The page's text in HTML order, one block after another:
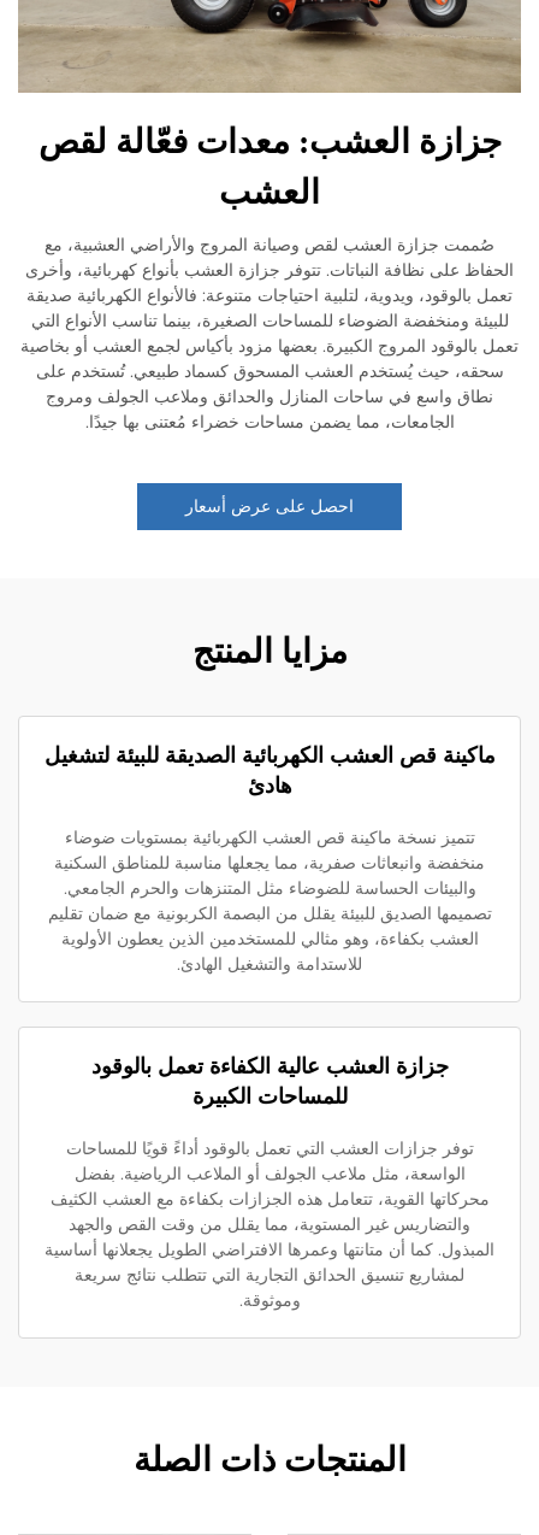
العشب: معدات فعّالة لقص
العشب
جزازة العشب لقص وصيانة المروج والأراضي العشبية، مع
على نظافة النباتات. تتوفر جزازة العشب بأنواع كهربائية، وأخرى
بالوقود، ويدوية، لتلبية احتياجات متنوعة: فالأنواع الكهربائية صديقة
ومنخفضة الضوضاء للمساحات الصغيرة، بينما تناسب الأنواع التي
المروج الكبيرة. بعضها مزود بأكياس لجمع العشب أو بخاصية
حيث يُستخدم العشب المسحوق كسماد طبيعي. تُستخدم على
واسع في ساحات المنازل والحدائق وملاعب الجولف ومروج
الجامعات، مما يضمن مساحات خضراء مُعتنى بها جيدًا.
احصل على عرض أسعار
مزايا المنتج
قص العشب الكهربائية الصديقة للبيئة لتشغيل
تتميز نسخة ماكينة قص العشب الكهربائية بمستويات ضوضاء
منخفضة وانبعاثات صفرية، مما يجعلها مناسبة للمناطق السكنية
والبيئات الحساسة للضوضاء مثل المتنزهات والحرم الجامعي.
الصديق للبيئة يقلل من البصمة الكربونية مع ضمان تقليم
العشب بكفاءة، وهو مثالي للمستخدمين الذين يعطون الأولوية
للاستدامة والتشغيل الهادئ.
جزازة العشب عالية الكفاءة تعمل بالوقود
للمساحات الكبيرة
توفر جزازات العشب التي تعمل بالوقود أداءً قويًا للمساحات
الواسعة، مثل ملاعب الجولف أو الملاعب الرياضية. بفضل
القوية، تتعامل هذه الجزازات بكفاءة مع العشب الكثيف
والتضاريس غير المستوية، مما يقلل من وقت القص والجهد
كما أن متانتها وعمرها الافتراضي الطويل يجعلانها أساسية
لمشاريع تنسيق الحدائق التجارية التي تتطلب نتائج سريعة
وموثوقة.
المنتجات ذات الصلة